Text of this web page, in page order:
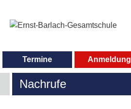
springen
Nachrufe
Termine Anmeldung